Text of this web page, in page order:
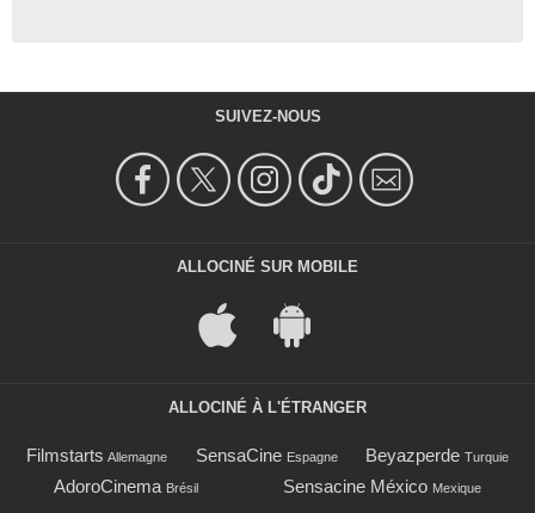
SUIVEZ-NOUS
ALLOCINÉ SUR MOBILE
ALLOCINÉ À L'ÉTRANGER
Filmstarts Allemagne SensaCine Espagne Beyazperde Turquie
AdoroCinema Brésil Sensacine México Mexique